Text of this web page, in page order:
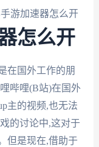
游加速器怎么开
怎么开
在国外工作的朋
哔哩(B站)在国外
主的视频,也无法
的讨论中,这对于
但是现在,借助于